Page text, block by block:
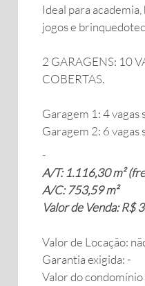
Ideal para
jogos e
2 GARAGENS: 10
COBERTAS.
Garagem 1: 4 vagas
Garagem 2: 6 vagas
-
A/T: 1.116,30 m²
A/C: 753,59 m²
Valor de Venda: R$
Valor de Locação:
Garantia exigida: -
Valor do